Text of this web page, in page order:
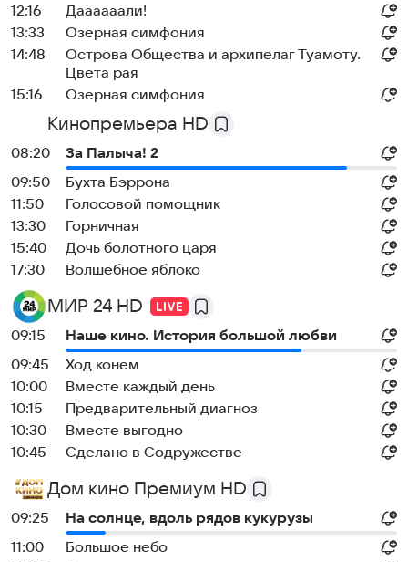
12:16
Даааааали!
13:33
Озерная симфония
14:48
Острова Общества и архипелаг Туамоту.
Цвета рая
15:16
Озерная симфония
Кинопремьера HD
08:20
За Палыча! 2
09:50
Бухта Бэррона
11:50
Голосовой помощник
13:30
Горничная
15:40
Дочь болотного царя
17:30
Волшебное яблоко
МИР 24 HD
09:15
Наше кино. История большой любви
09:45
Ход конем
10:00
Вместе каждый день
10:15
Предварительный диагноз
10:30
Вместе выгодно
10:45
Сделано в Содружестве
Дом кино Премиум HD
09:25
На солнце, вдоль рядов кукурузы
11:00
Большое небо